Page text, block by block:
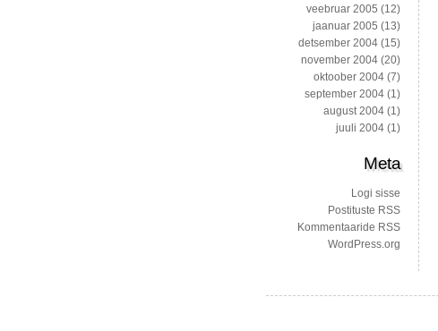
veebruar 2005 (12)
jaanuar 2005 (13)
detsember 2004 (15)
november 2004 (20)
oktoober 2004 (7)
september 2004 (1)
august 2004 (1)
juuli 2004 (1)
Meta
Logi sisse
Postituste RSS
Kommentaaride RSS
WordPress.org